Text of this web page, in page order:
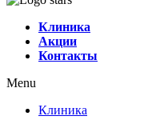
Клиника
Акции
Контакты
Menu
Клиника